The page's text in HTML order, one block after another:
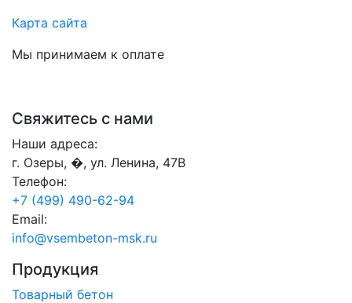
Карта сайта
Мы принимаем к оплате
Свяжитесь с нами
Наши адреса:
г. Озеры, �, ул. Ленина, 47В
Телефон:
+7 (499) 490-62-94
Email:
info@vsembeton-msk.ru
Продукция
Товарный бетон